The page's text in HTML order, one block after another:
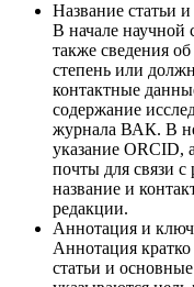
Название статьи
В начале научной
также сведения
степень или
контактные
содержание
журнала ВАК. В
указание ORCID,
почты для связи
название и
редакции.
Аннотация и
Аннотация
статьи и